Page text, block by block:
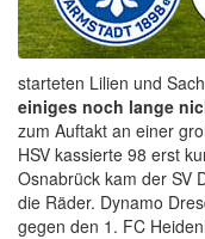
starteten Lilien und
einiges noch lange
zum Auftakt an einer
HSV kassierte 98 erst
Osnabrück kam der SV
die Räder. Dynamo
gegen den 1. FC